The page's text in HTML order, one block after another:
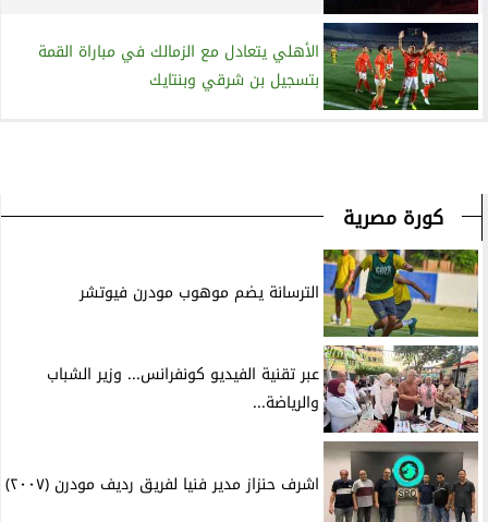
الأهلي يتعادل مع الزمالك في مباراة القمة
بتسجيل بن شرقي وبنتايك
كورة مصرية
الترسانة يضم موهوب مودرن فيوتشر
عبر تقنية الفيديو كونفرانس... وزير الشباب
والرياضة...
اشرف حنزاز مدير فنيا لفريق رديف مودرن (٢٠٠٧)